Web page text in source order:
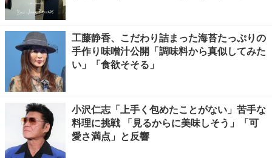
工藤静香、こだわり詰まった海苔たっぷりの
手作り味噌汁公開「調味料から真似してみた
い」「食欲そそる」
小沢仁志「上手く包めたことがない」苦手な
料理に挑戦 「見るからに美味しそう」「可
愛さ満点」と反響